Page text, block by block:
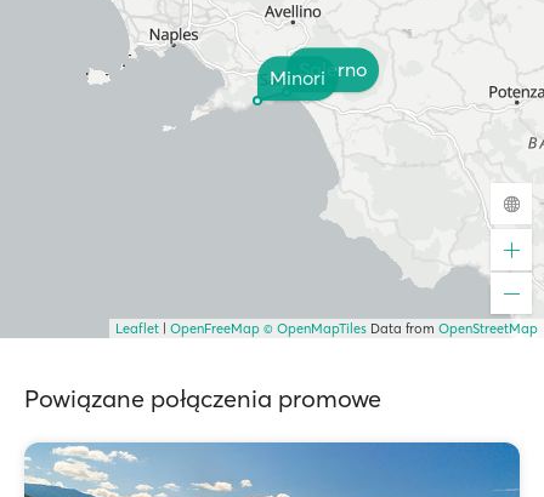
Salerno
Minori
Leaflet OpenFreeMap © OpenMapTiles Data from OpenStreetMap
Powiązane połączenia promowe